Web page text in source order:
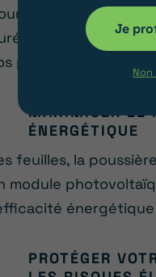
durer, mais vous
de vie grâce à
panneaux
MAXIMISER LE
ÉNERGÉTIQUE
feuilles, la
module
PROTÉGER
Je
Non